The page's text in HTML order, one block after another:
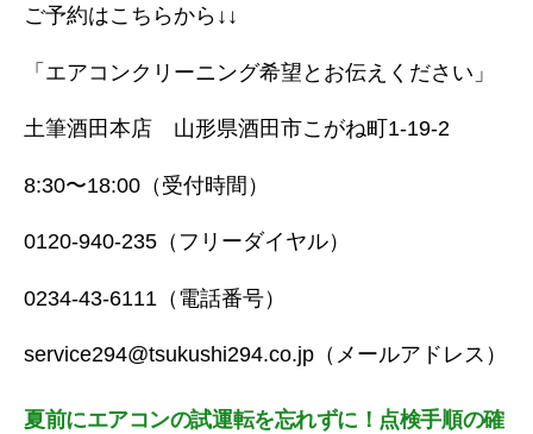
ご予約はこちらから↓↓
「エアコンクリーニング希望とお伝えください」
土筆酒田本店 山形県酒田市こがね町1-19-2
8:30〜18:00（受付時間）
0120-940-235（フリーダイヤル）
0234-43-6111（電話番号）
service294@tsukushi294.co.jp（メールアドレス）
夏前にエアコンの試運転を忘れずに！点検手順の確